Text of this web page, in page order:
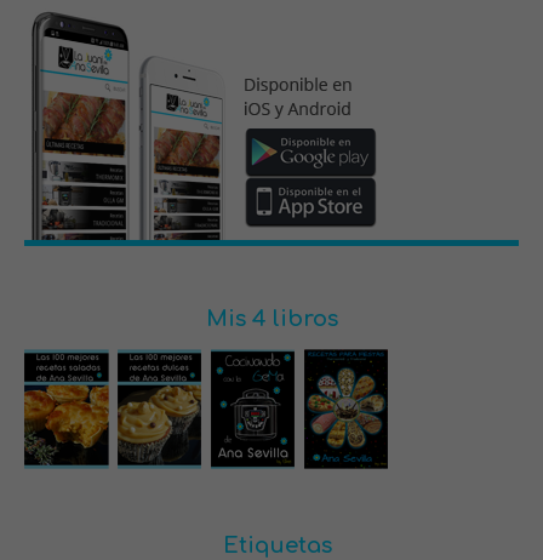
Mis 4 libros
Etiquetas